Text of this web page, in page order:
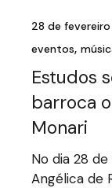
28 de
eventos
Estudos
barroca
Monari
No dia 28
Angélica de